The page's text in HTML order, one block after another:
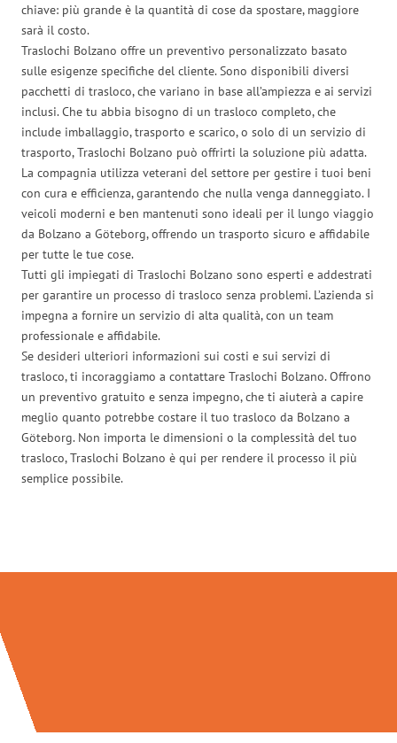
chiave: più grande è la quantità di cose da spostare, maggiore
sarà il costo.
Traslochi Bolzano offre un preventivo personalizzato basato
sulle esigenze specifiche del cliente. Sono disponibili diversi
pacchetti di trasloco, che variano in base all’ampiezza e ai servizi
inclusi. Che tu abbia bisogno di un trasloco completo, che
include imballaggio, trasporto e scarico, o solo di un servizio di
trasporto, Traslochi Bolzano può offrirti la soluzione più adatta.
La compagnia utilizza veterani del settore per gestire i tuoi beni
con cura e efficienza, garantendo che nulla venga danneggiato. I
veicoli moderni e ben mantenuti sono ideali per il lungo viaggio
da Bolzano a Göteborg, offrendo un trasporto sicuro e affidabile
per tutte le tue cose.
Tutti gli impiegati di Traslochi Bolzano sono esperti e addestrati
per garantire un processo di trasloco senza problemi. L’azienda si
impegna a fornire un servizio di alta qualità, con un team
professionale e affidabile.
Se desideri ulteriori informazioni sui costi e sui servizi di
trasloco, ti incoraggiamo a contattare Traslochi Bolzano. Offrono
un preventivo gratuito e senza impegno, che ti aiuterà a capire
meglio quanto potrebbe costare il tuo trasloco da Bolzano a
Göteborg. Non importa le dimensioni o la complessità del tuo
trasloco, Traslochi Bolzano è qui per rendere il processo il più
semplice possibile.